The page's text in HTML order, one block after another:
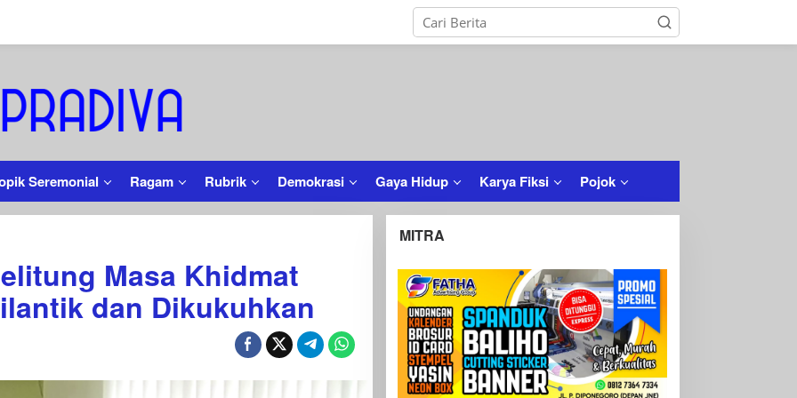
Seremonial Ragam Rubrik Demokrasi Gaya Hidup Karya Fiksi Pojok
Masa Khidmat
dan Dikukuhkan
MITRA